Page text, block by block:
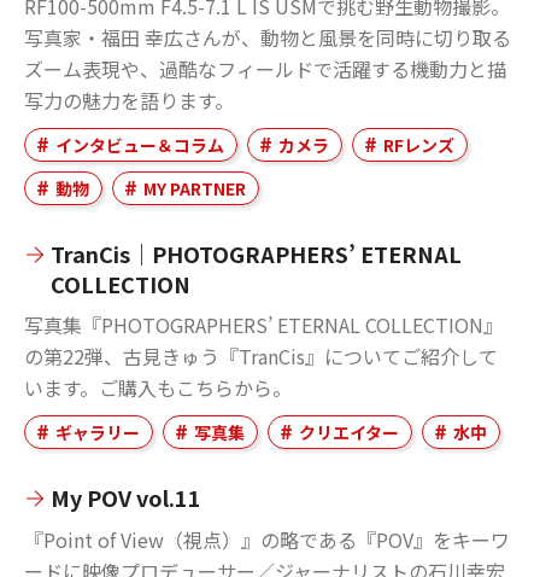
RF100-500mm F4.5-7.1 L IS USMで挑む野生動物撮影。
写真家・福田 幸広さんが、動物と風景を同時に切り取る
ズーム表現や、過酷なフィールドで活躍する機動力と描
写力の魅力を語ります。
インタビュー＆コラム カメラ
RFレンズ
動物
MY PARTNER
TranCis｜PHOTOGRAPHERS’ ETERNAL
COLLECTION
写真集『PHOTOGRAPHERS’ ETERNAL COLLECTION』
の第22弾、古見きゅう『TranCis』についてご紹介して
います。ご購入もこちらから。
ギャラリー 写真集 クリエイター 水中
My POV vol.11
『Point of View（視点）』の略である『POV』をキーワ
ードに映像プロデューサー／ジャーナリストの石川幸宏